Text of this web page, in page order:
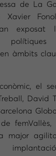
de La
Xavier
exposat
polítiques
àmbits
el
David
major